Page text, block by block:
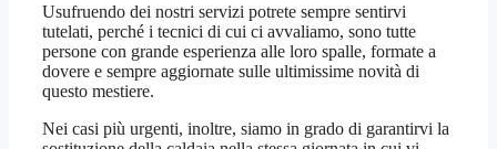
Usufruendo dei nostri servizi potrete sempre sentirvi
tutelati, perché i tecnici di cui ci avvaliamo, sono tutte
persone con grande esperienza alle loro spalle, formate a
dovere e sempre aggiornate sulle ultimissime novità di
questo mestiere.
Nei casi più urgenti, inoltre, siamo in grado di garantirvi la